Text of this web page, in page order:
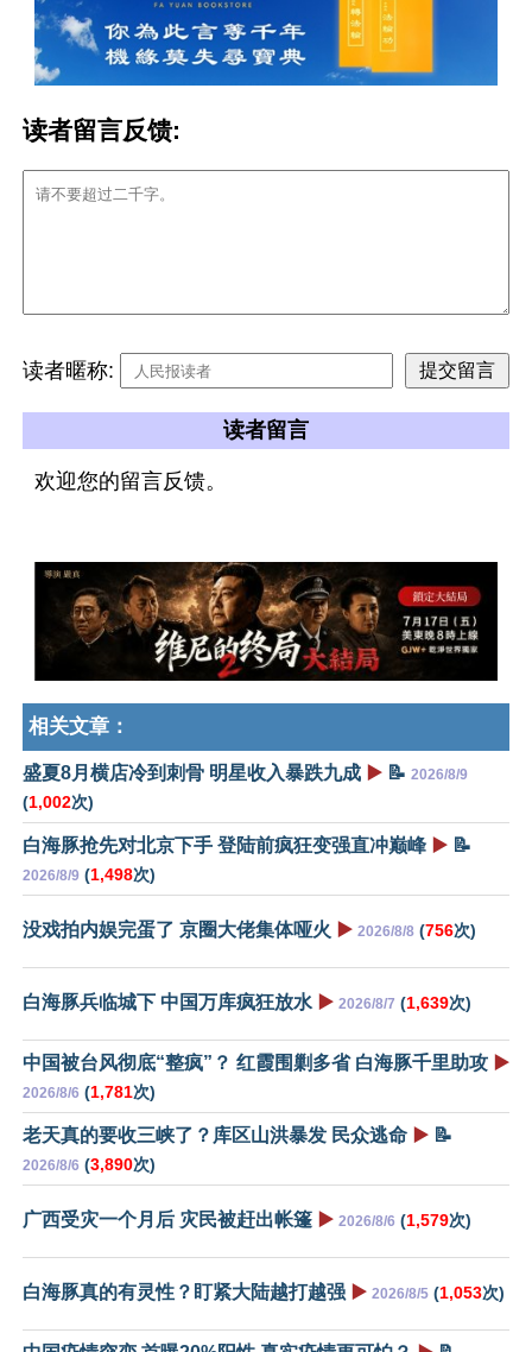
读者留言反馈:
读者暱称:
读者留言
欢迎您的留言反馈。
相关文章：
盛夏8月横店冷到刺骨 明星收入暴跌九成 ▶️ 📝 2026/8/9
(1,002次)
白海豚抢先对北京下手 登陆前疯狂变强直冲巅峰 ▶️ 📝
2026/8/9 (1,498次)
没戏拍内娱完蛋了 京圈大佬集体哑火 ▶️ 2026/8/8 (756次)
白海豚兵临城下 中国万库疯狂放水 ▶️ 2026/8/7 (1,639次)
中国被台风彻底“整疯”？ 红霞围剿多省 白海豚千里助攻 ▶️
2026/8/6 (1,781次)
老天真的要收三峡了？库区山洪暴发 民众逃命 ▶️ 📝
2026/8/6 (3,890次)
广西受灾一个月后 灾民被赶出帐篷 ▶️ 2026/8/6 (1,579次)
白海豚真的有灵性？盯紧大陆越打越强 ▶️ 2026/8/5 (1,053次)